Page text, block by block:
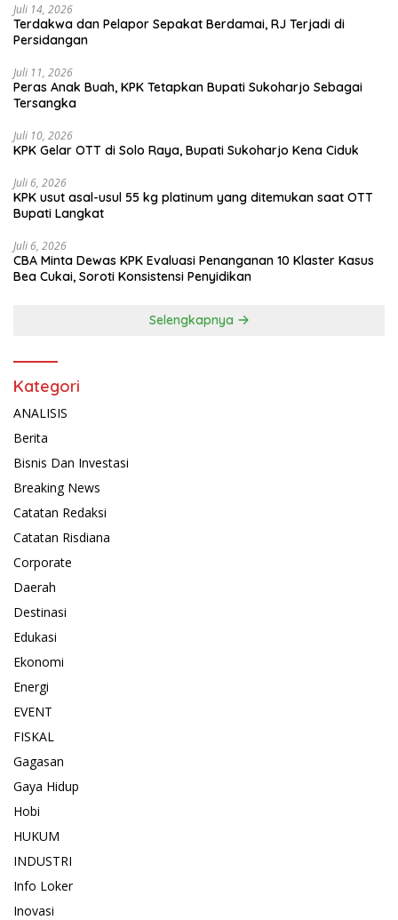
Juli 14, 2026
Terdakwa dan Pelapor Sepakat Berdamai, RJ Terjadi di
Persidangan
Juli 11, 2026
Peras Anak Buah, KPK Tetapkan Bupati Sukoharjo Sebagai
Tersangka
Juli 10, 2026
KPK Gelar OTT di Solo Raya, Bupati Sukoharjo Kena Ciduk
Juli 6, 2026
KPK usut asal-usul 55 kg platinum yang ditemukan saat OTT
Bupati Langkat
Juli 6, 2026
CBA Minta Dewas KPK Evaluasi Penanganan 10 Klaster Kasus
Bea Cukai, Soroti Konsistensi Penyidikan
Selengkapnya
Kategori
ANALISIS
Berita
Bisnis Dan Investasi
Breaking News
Catatan Redaksi
Catatan Risdiana
Corporate
Daerah
Destinasi
Edukasi
Ekonomi
Energi
EVENT
FISKAL
Gagasan
Gaya Hidup
Hobi
HUKUM
INDUSTRI
Info Loker
Inovasi